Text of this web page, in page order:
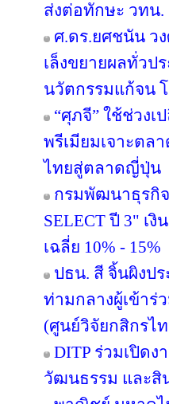
ส่งต่อทักษะ วทน.
ศ.ดร.ยศชนัน ว
เล็งขยายผลทั่วป
นวัตกรรมแก้จน
“ศุภจี” ใช้ช่วง
พรีเมียมเจาะตล
ไทยสู่ตลาดญี่ปุ่น
กรมพัฒนาธุรกิจ
SELECT ปี 3" เ
เฉลี่ย 10% - 15%
ปธน. สี จิ้นผิงปร
ท่ามกลางผู้เข้าร่
(ศูนย์วิจัยกสิกรไท
DITP ร่วมเปิดง
วัฒนธรรม และสิ